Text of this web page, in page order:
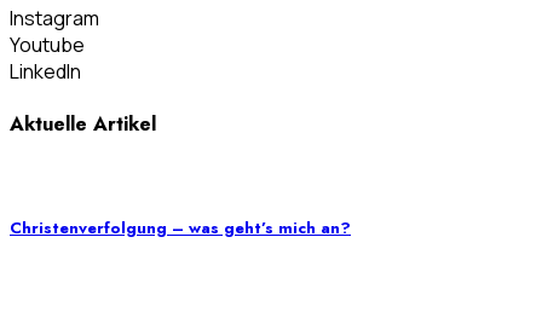
Instagram
Youtube
LinkedIn
Aktuelle Artikel
Christenverfolgung – was geht’s mich an?